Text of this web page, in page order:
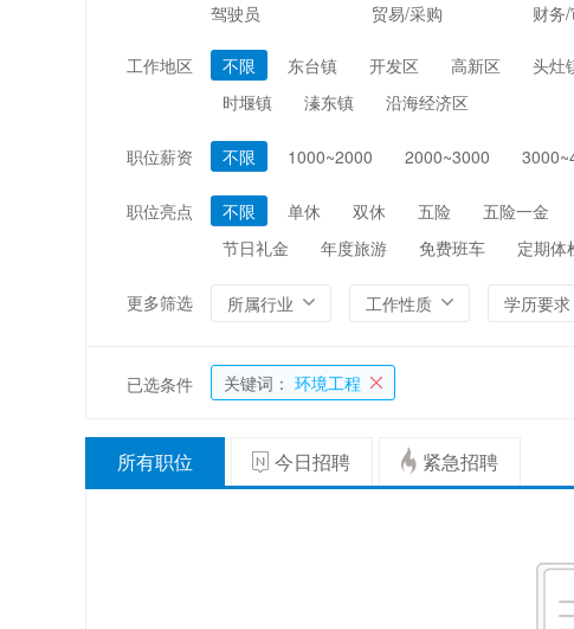
驾驶员
贸易/采购 财务
美容/美发
市场/媒介/公关
广告/会展/咨询
能源/电力/矿产
环保
工作地区 不限 东台镇 开发区 高新区 头灶
时堰镇
溱东镇 沿海经济区
职位薪资 不限 1000~2000 2000~3000
职位亮点 不限 单休 双休 五险 五险一金
节日礼金
年度旅游 免费班车 定期体
更多筛选 所属行业 工作性质 学历要求
已选条件 关键词： 环境工程
所有职位 今日招聘 紧急招聘